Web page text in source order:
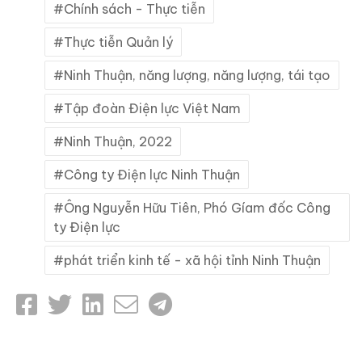
Chính sách - Thực tiễn
Thực tiễn Quản lý
Ninh Thuận, năng lượng, năng lượng, tái tạo
Tập đoàn Điện lực Việt Nam
Ninh Thuận, 2022
Công ty Điện lực Ninh Thuận
Ông Nguyễn Hữu Tiên, Phó Gíam đốc Công
ty Điện lực
phát triển kinh tế - xã hội tỉnh Ninh Thuận